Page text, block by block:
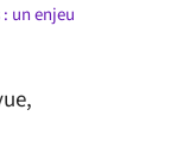
un enjeu